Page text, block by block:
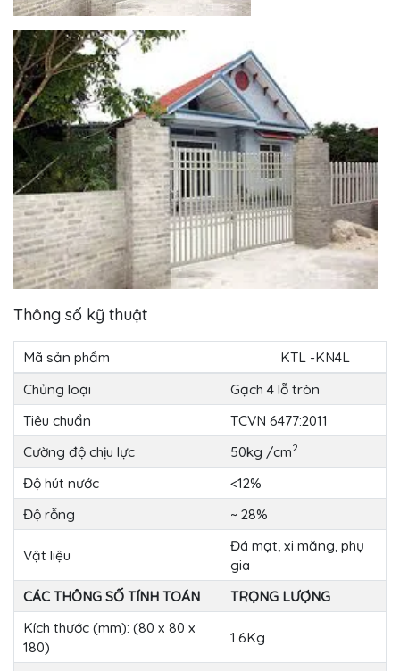
Thông số kỹ thuật
Mã sản phẩm
KTL -KN4L
Chủng loại
Gạch 4 lỗ tròn
Tiêu chuẩn
TCVN 6477:2011
Cường độ chịu lực
50kg /cm2
Độ hút nước
<12%
Độ rỗng
~ 28%
Vật liệu
Đá mạt, xi măng, phụ
gia
CÁC THÔNG SỐ TÍNH TOÁN
TRỌNG LƯỢNG
Kích thước (mm): (80 x 80 x
180)
1.6Kg